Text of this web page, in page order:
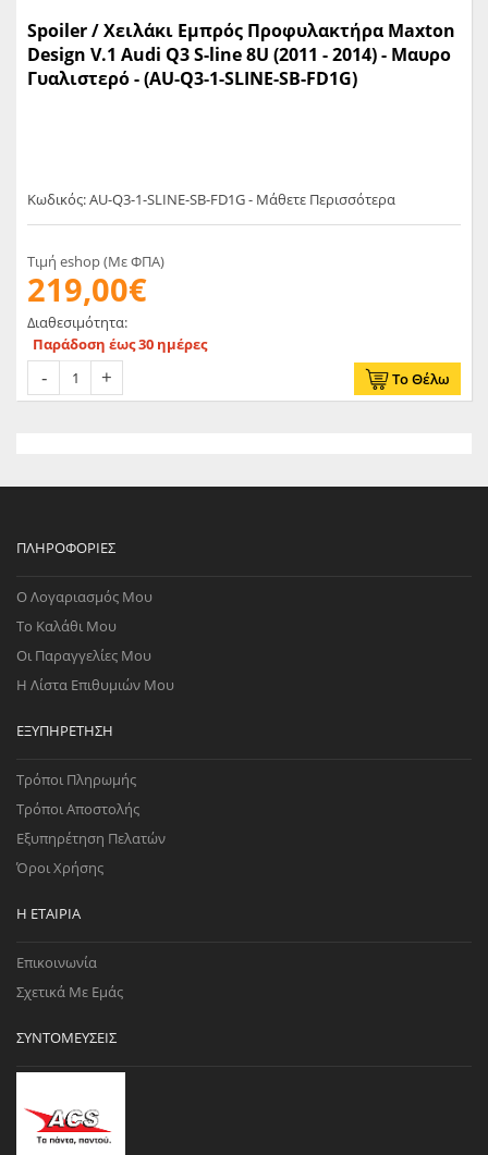
Spoiler / Χειλάκι Εμπρός Προφυλακτήρα Maxton
Design V.1 Audi Q3 S-line 8U (2011 - 2014) - Μαυρο
Γυαλιστερό - (AU-Q3-1-SLINE-SB-FD1G)
Κωδικός: AU-Q3-1-SLINE-SB-FD1G - Μάθετε Περισσότερα
Τιμή eshop (Με ΦΠΑ)
219,00€
Διαθεσιμότητα:
Παράδοση έως 30 ημέρες
Το Θέλω
ΠΛΗΡΟΦΟΡΊΕΣ
Ο Λογαριασμός Μου
Το Καλάθι Μου
Οι Παραγγελίες Μου
Η Λίστα Επιθυμιών Μου
ΕΞΥΠΗΡΈΤΗΣΗ
Τρόποι Πληρωμής
Τρόποι Αποστολής
Εξυπηρέτηση Πελατών
Όροι Χρήσης
Η ΕΤΑΙΡΊΑ
Επικοινωνία
Σχετικά Με Εμάς
ΣΥΝΤΟΜΕΎΣΕΙΣ